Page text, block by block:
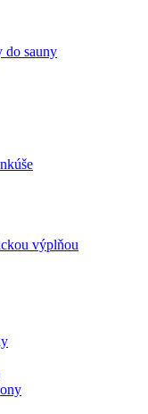
do sauny
výplňou